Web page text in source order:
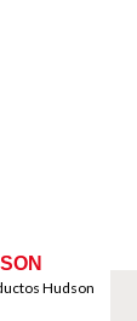
Hudson